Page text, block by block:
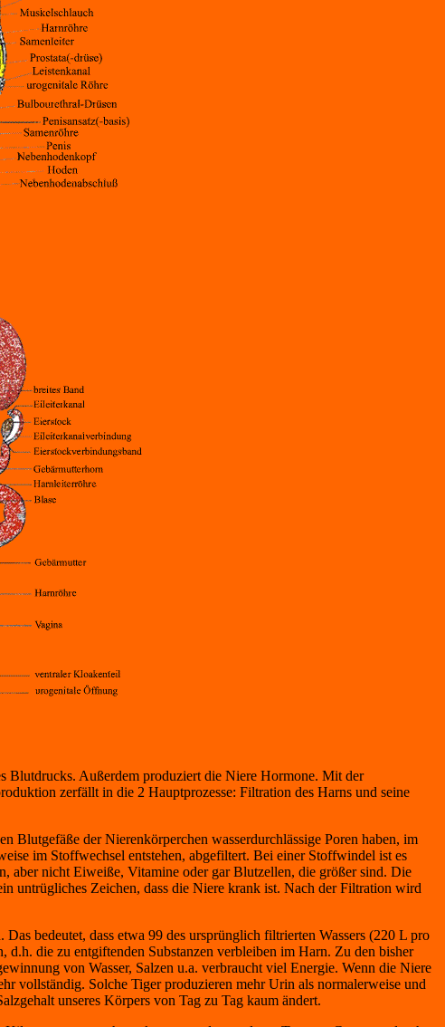
Blutdrucks. Außerdem produziert die Niere Hormone. Mit der
zerfällt in die 2 Hauptprozesse: Filtration des Harns und seine
Blutgefäße der Nierenkörperchen wasserdurchlässige Poren haben, im
im Stoffwechsel entstehen, abgefiltert. Bei einer Stoffwindel ist es
aber nicht Eiweiße, Vitamine oder gar Blutzellen, die größer sind. Die
untrügliches Zeichen, dass die Niere krank ist. Nach der Filtration wird
bedeutet, dass etwa 99 des ursprünglich filtrierten Wassers (220 L pro
die zu entgiftenden Substanzen verbleiben im Harn. Zu den bisher
von Wasser, Salzen u.a. verbraucht viel Energie. Wenn die Niere
vollständig. Solche Tiger produzieren mehr Urin als normalerweise und
unseres Körpers von Tag zu Tag kaum ändert.